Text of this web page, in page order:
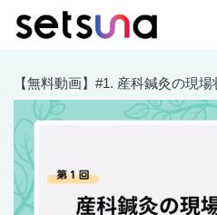
【無料動画】#1. 産科鍼灸の現場